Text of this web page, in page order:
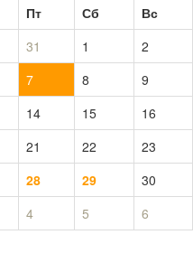
Пт Сб
Вс
31 1
2
7 8
9
14 15
16
21 22
23
28 29
30
4 5 6